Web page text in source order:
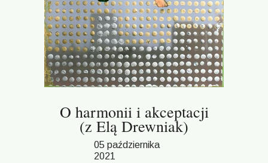
O harmonii i akceptacji
(z Elą Drewniak)
05 października
2021